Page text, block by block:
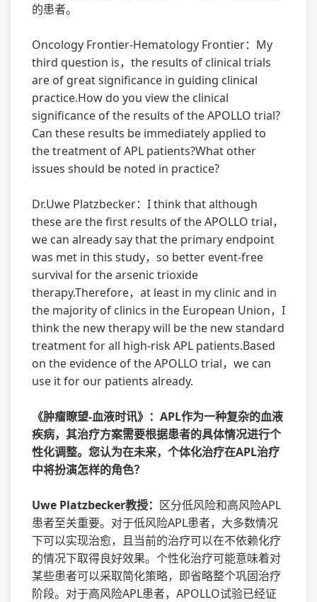
的患者。
Oncology Frontier-Hematology Frontier：My
third question is，the results of clinical trials
are of great significance in guiding clinical
practice.How do you view the clinical
significance of the results of the APOLLO trial?
Can these results be immediately applied to
the treatment of APL patients?What other
issues should be noted in practice?
Dr.Uwe Platzbecker：I think that although
these are the first results of the APOLLO trial，
we can already say that the primary endpoint
was met in this study，so better event-free
survival for the arsenic trioxide
therapy.Therefore，at least in my clinic and in
the majority of clinics in the European Union，I
think the new therapy will be the new standard
treatment for all high-risk APL patients.Based
on the evidence of the APOLLO trial，we can
use it for our patients already.
《肿瘤瞭望-血液时讯》：APL作为一种复杂的血液
疾病，其治疗方案需要根据患者的具体情况进行个
性化调整。您认为在未来，个体化治疗在APL治疗
中将扮演怎样的角色？
Uwe Platzbecker教授： 区分低风险和高风险APL
患者至关重要。对于低风险APL患者，大多数情况
下可以实现治愈，且当前的治疗可以在不依赖化疗
的情况下取得良好效果。个性化治疗可能意味着对
某些患者可以采取简化策略，即省略整个巩固治疗
阶段。对于高风险APL患者，APOLLO试验已经证